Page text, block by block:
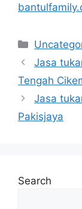
Jasa
Tengah
Jasa
Pakisjaya
Search